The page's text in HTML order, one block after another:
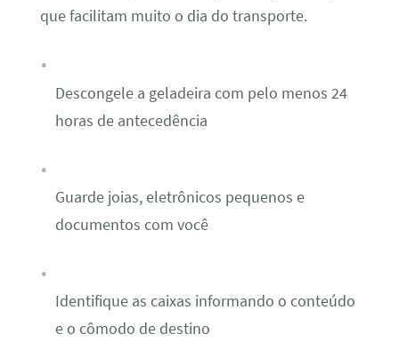
que facilitam muito o dia do transporte.
Descongele a geladeira com pelo menos 24
horas de antecedência
Guarde joias, eletrônicos pequenos e
documentos com você
Identifique as caixas informando o conteúdo
e o cômodo de destino